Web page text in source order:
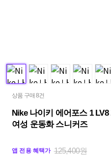
상품 구매 8건
Nike 나이키 에어포스 1
여성 운동화 스니커즈
앱 전용 혜택가 125,400원